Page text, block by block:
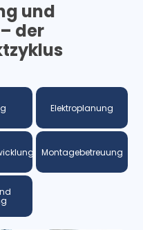
und
der
Elektroplanung
Montagebetreuung